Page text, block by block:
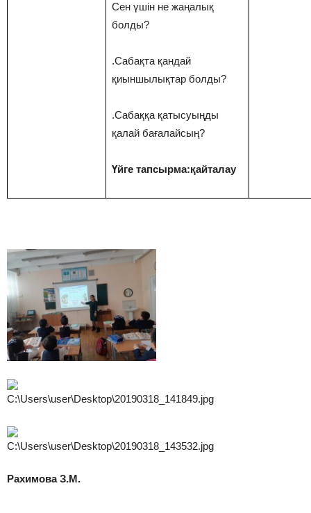
Сен үшін не жаңалық
болды?
.Сабақта қандай
қиыншылықтар болды?
.Сабаққа қатысуыңды
қалай бағалайсың?
Үйге тапсырма:қайталау
Рахимова З.М.